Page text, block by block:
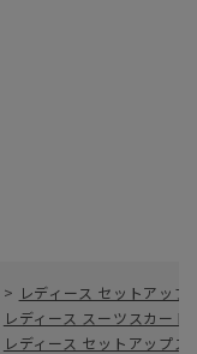
> レディース セットアッ
レディース スーツスカート
レディース セットアップス